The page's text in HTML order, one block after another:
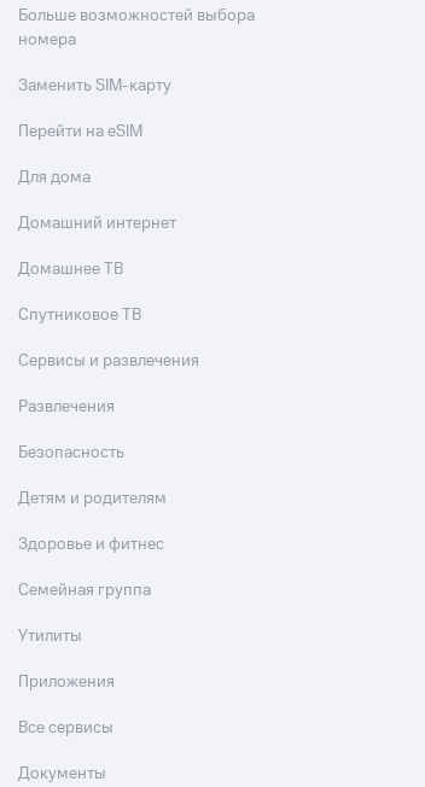
Больше возможностей выбора
номера
Заменить SIM-карту
Перейти на eSIM
Для дома
Домашний интернет
Домашнее ТВ
Спутниковое ТВ
Сервисы и развлечения
Развлечения
Безопасность
Детям и родителям
Здоровье и фитнес
Семейная группа
Утилиты
Приложения
Все сервисы
Документы